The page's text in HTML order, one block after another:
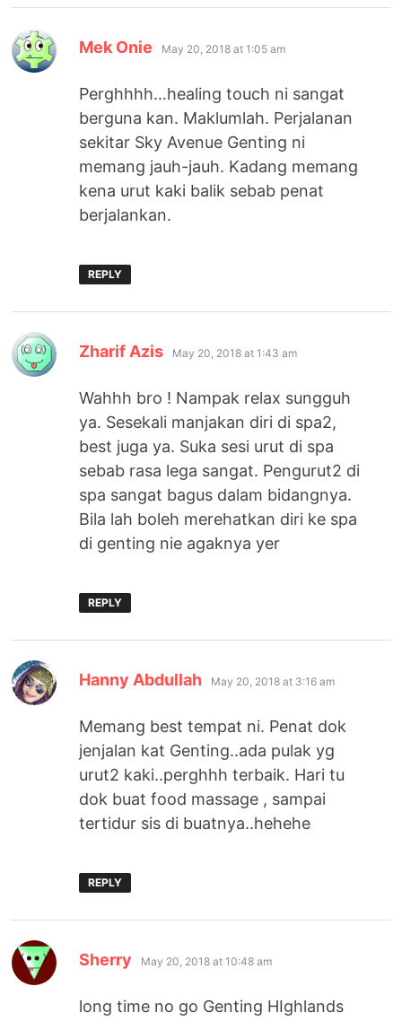
Mek Onie says:
May 20, 2018 at 1:05 am
Perghhhh…healing touch ni sangat
berguna kan. Maklumlah. Perjalanan
sekitar Sky Avenue Genting ni
memang jauh-jauh. Kadang memang
kena urut kaki balik sebab penat
berjalankan.
REPLY
Zharif Azis says:
May 20, 2018 at 1:43 am
Wahhh bro ! Nampak relax sungguh
ya. Sesekali manjakan diri di spa2,
best juga ya. Suka sesi urut di spa
sebab rasa lega sangat. Pengurut2 di
spa sangat bagus dalam bidangnya.
Bila lah boleh merehatkan diri ke spa
di genting nie agaknya yer
REPLY
Hanny Abdullah says:
May 20, 2018 at 3:16 am
Memang best tempat ni. Penat dok
jenjalan kat Genting..ada pulak yg
urut2 kaki..perghhh terbaik. Hari tu
dok buat food massage , sampai
tertidur sis di buatnya..hehehe
REPLY
Sherry says:
May 20, 2018 at 10:48 am
long time no go Genting HIghlands